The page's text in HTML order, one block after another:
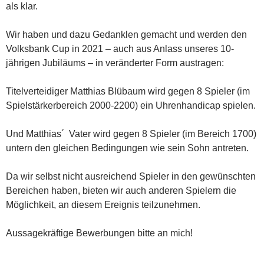
als klar.
Wir haben und dazu Gedanklen gemacht und werden den
Volksbank Cup in 2021 – auch aus Anlass unseres 10-
jährigen Jubiläums – in veränderter Form austragen:
Titelverteidiger Matthias Blübaum wird gegen 8 Spieler (im
Spielstärkerbereich 2000-2200) ein Uhrenhandicap spielen.
Und Matthias´ Vater wird gegen 8 Spieler (im Bereich 1700)
untern den gleichen Bedingungen wie sein Sohn antreten.
Da wir selbst nicht ausreichend Spieler in den gewünschten
Bereichen haben, bieten wir auch anderen Spielern die
Möglichkeit, an diesem Ereignis teilzunehmen.
Aussagekräftige Bewerbungen bitte an mich!